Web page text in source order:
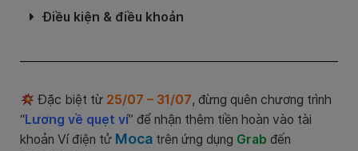
Điều kiện & điều khoản
Đặc biệt từ 25/07 – 31/07, đừng quên chương trình
“Lương về quẹt ví” để nhận thêm tiền hoàn vào tài
khoản Ví điện tử Moca trên ứng dụng Grab đến